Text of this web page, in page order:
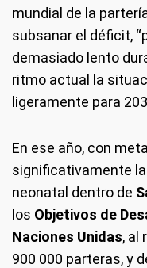
mundial de la
subsanar el déficit,
demasiado lento
ritmo actual la
ligeramente para
En ese año, con
significativamente
neonatal dentro de
los Objetivos de
Naciones Unidas, al
900 000 parteras, y